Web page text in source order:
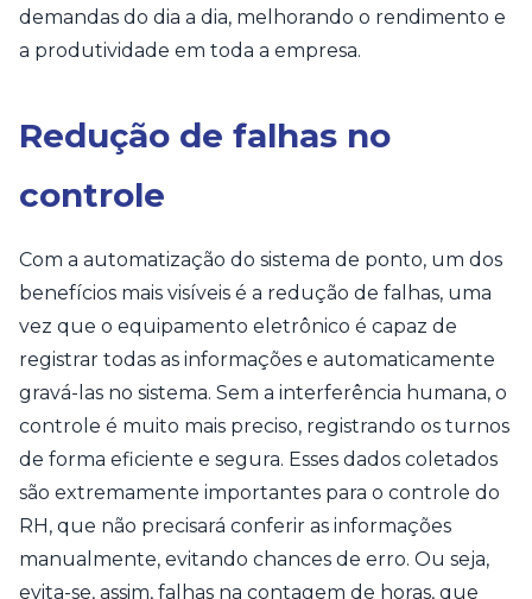
demandas do dia a dia, melhorando o rendimento e
a produtividade em toda a empresa.
Redução de falhas no
controle
Com a automatização do sistema de ponto, um dos
benefícios mais visíveis é a redução de falhas, uma
vez que o equipamento eletrônico é capaz de
registrar todas as informações e automaticamente
gravá-las no sistema. Sem a interferência humana, o
controle é muito mais preciso, registrando os turnos
de forma eficiente e segura. Esses dados coletados
são extremamente importantes para o controle do
RH, que não precisará conferir as informações
manualmente, evitando chances de erro. Ou seja,
evita-se, assim, falhas na contagem de horas, que